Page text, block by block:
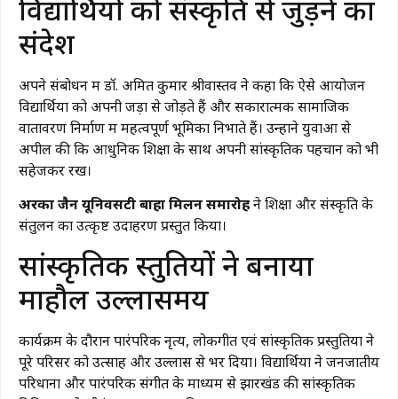
विद्यार्थियों को संस्कृति से जुड़ने का
संदेश
अपने संबोधन में डॉ. अमित कुमार श्रीवास्तव ने कहा कि ऐसे आयोजन
विद्यार्थियों को अपनी जड़ों से जोड़ते हैं और सकारात्मक सामाजिक
वातावरण निर्माण में महत्वपूर्ण भूमिका निभाते हैं। उन्होंने युवाओं से
अपील की कि आधुनिक शिक्षा के साथ अपनी सांस्कृतिक पहचान को भी
सहेजकर रखें।
अरका जैन यूनिवर्सिटी बाहा मिलन समारोहने शिक्षा और संस्कृति के
संतुलन का उत्कृष्ट उदाहरण प्रस्तुत किया।
सांस्कृतिक प्रस्तुतियों ने बनाया
माहौल उल्लासमय
कार्यक्रम के दौरान पारंपरिक नृत्य, लोकगीत एवं सांस्कृतिक प्रस्तुतियों ने
पूरे परिसर को उत्साह और उल्लास से भर दिया। विद्यार्थियों ने जनजातीय
परिधानों और पारंपरिक संगीत के माध्यम से झारखंड की सांस्कृतिक